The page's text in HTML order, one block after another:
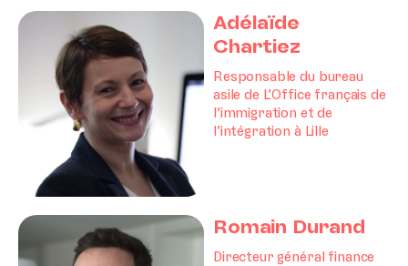
Adélaïde
Chartiez
Responsable du bureau
asile de L’Office français de
l’immigration et de
l’intégration à Lille
Romain Durand
Directeur général finance